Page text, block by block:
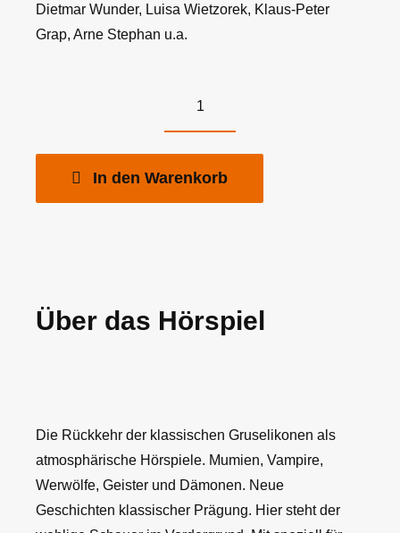
17,98 €
15,00 €.
Dietmar Wunder, Luisa Wietzorek, Klaus-Peter
Grap, Arne Stephan u.a.
5
In den Warenkorb
Über das Hörspiel
Die Rückkehr der klassischen Gruselikonen als
atmosphärische Hörspiele. Mumien, Vampire,
Werwölfe, Geister und Dämonen. Neue
Geschichten klassischer Prägung. Hier steht der